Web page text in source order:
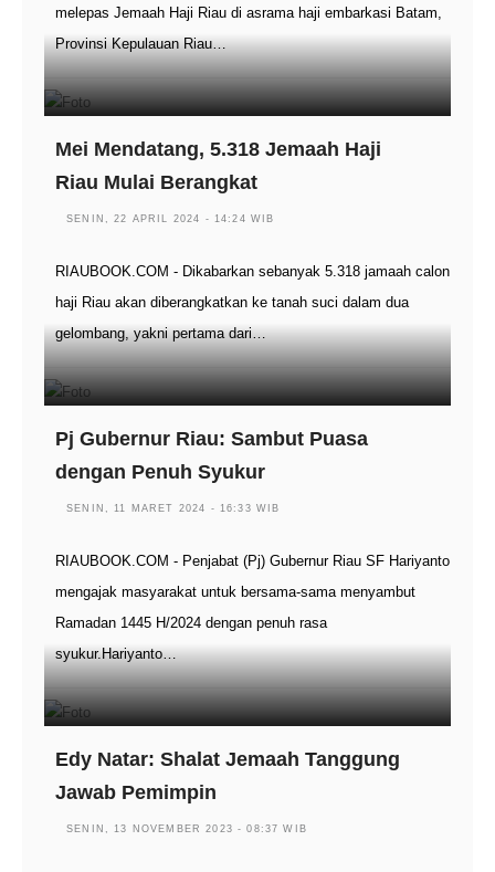
melepas Jemaah Haji Riau di asrama haji embarkasi Batam,
Provinsi Kepulauan Riau…
Mei Mendatang, 5.318 Jemaah Haji
Riau Mulai Berangkat
SENIN, 22 APRIL 2024 - 14:24 WIB
RIAUBOOK.COM - Dikabarkan sebanyak 5.318 jamaah calon
haji Riau akan diberangkatkan ke tanah suci dalam dua
gelombang, yakni pertama dari…
Pj Gubernur Riau: Sambut Puasa
dengan Penuh Syukur
SENIN, 11 MARET 2024 - 16:33 WIB
RIAUBOOK.COM - Penjabat (Pj) Gubernur Riau SF Hariyanto
mengajak masyarakat untuk bersama-sama menyambut
Ramadan 1445 H/2024 dengan penuh rasa
syukur.Hariyanto…
Edy Natar: Shalat Jemaah Tanggung
Jawab Pemimpin
SENIN, 13 NOVEMBER 2023 - 08:37 WIB